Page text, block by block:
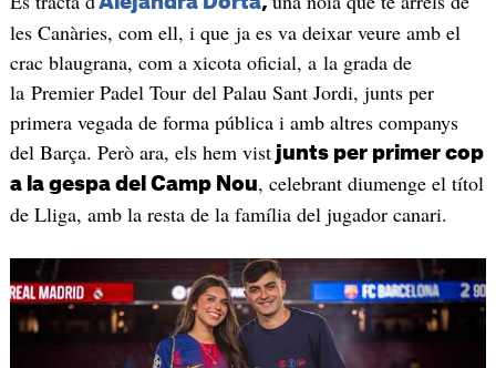
les Canàries, com ell, i que ja es va deixar veure amb el
crac blaugrana, com a xicota oficial, a la grada de
la Premier Padel Tour del Palau Sant Jordi, junts per
primera vegada de forma pública i amb altres companys
del Barça. Però ara, els hem vistjunts per primer cop
a la gespa del Camp Nou, celebrant diumenge el títol
de Lliga, amb la resta de la família del jugador canari.